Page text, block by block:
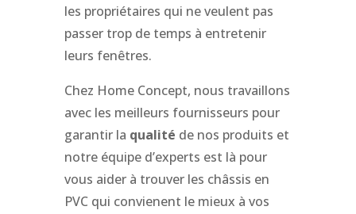
les propriétaires qui ne veulent pas
passer trop de temps à entretenir
leurs fenêtres.
Chez Home Concept, nous travaillons
avec les meilleurs fournisseurs pour
garantir la qualité de nos produits et
notre équipe d’experts est là pour
vous aider à trouver les châssis en
PVC qui convienent le mieux à vos